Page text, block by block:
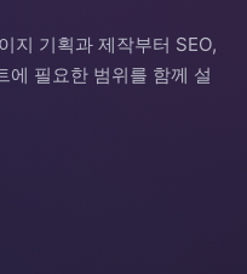
지 기획과 제작부터 SEO,
에 필요한 범위를 함께 설